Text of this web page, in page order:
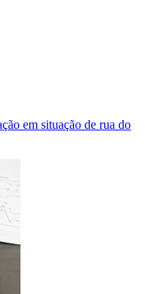
em situação de rua do